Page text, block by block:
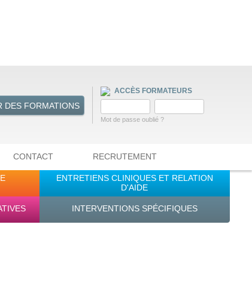
DES FORMATIONS
ACCÈS FORMATEURS
Mot de passe oublié ?
CONTACT RECRUTEMENT
ENTRETIENS CLINIQUES ET RELATION
D'AIDE
INTERVENTIONS SPÉCIFIQUES